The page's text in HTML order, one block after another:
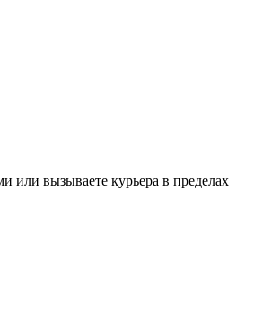
или вызываете курьера в пределах